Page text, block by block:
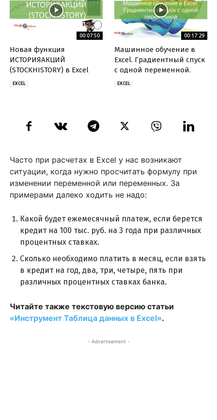
00:07:50
Новая функция
ИСТОРИЯАКЦИЙ
(STOCKHISTORY) в Excel
EXCEL
00:17:29
Машинное обучение в
Excel. Градиентный спуск
с одной переменной.
EXCEL
Часто при расчетах в Excel у нас возникают
ситуации, когда нужно просчитать формулу при
изменении переменной или переменных. За
примерами далеко ходить не надо:
Какой будет ежемесячный платеж, если берется
кредит на 100 тыс. руб. на 3 года при различных
процентных ставках.
Сколько необходимо платить в месяц, если взять
в кредит на год, два, три, четыре, пять при
различных процентных ставках банка.
Читайте также текстовую версию статьи
«Инструмент Таблица данных в Excel».
- Advertisement -